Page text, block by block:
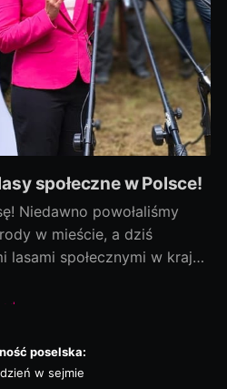
społeczne w Polsce!
Niedawno powołaliśmy
w mieście, a dziś
lasami społecznymi w kraju!
ostatni, a efekty
— a to wszystko dla
poselska:
w sejmie